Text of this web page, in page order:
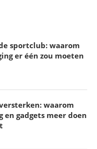
de sportclub: waarom
er één zou moeten
waarom
en gadgets meer doen